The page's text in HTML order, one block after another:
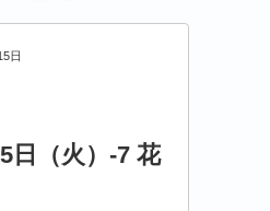
日
日（火）-7 花